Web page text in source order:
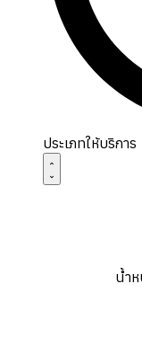
ประเภทให้บริการ
น้ำ